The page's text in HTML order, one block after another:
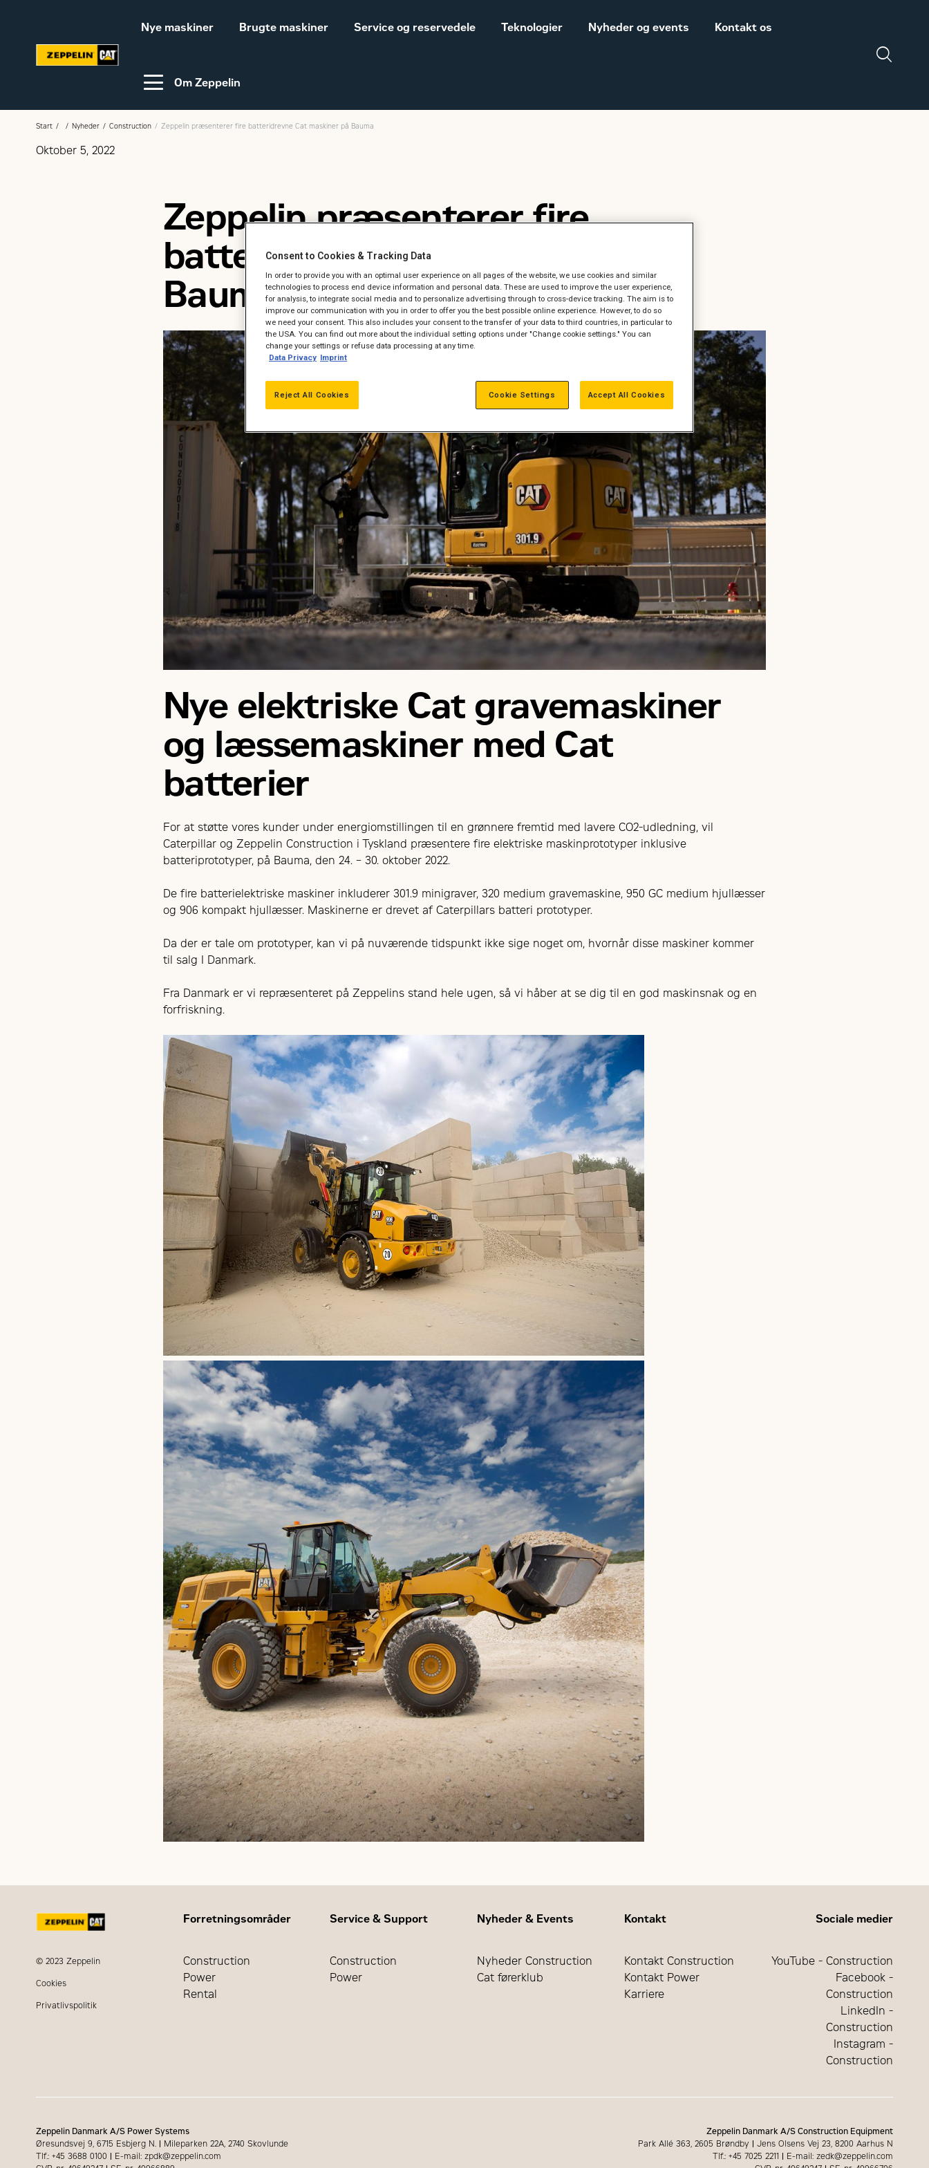
Nye maskiner
Video-guides
Brugte maskiner Service og reservedele Teknologier Nyheder og events
Webinar
Kontakt os
Om Zeppelin
Karriere hos Zeppelin
Ledige jobs
Vores historie
Sales and delivery
Start Nyheder Construction Zeppelin præsenterer fire batteridrevne Cat maskiner på Bauma
Oktober 5, 2022
Zeppelin præsenterer fire
batteridrevne Cat maskiner på
Bauma
Nye elektriske Cat gravemaskiner
og læssemaskiner med Cat
batterier
For at støtte vores kunder under energiomstillingen til en grønnere fremtid med lavere CO2-udledning, vil
Caterpillar og Zeppelin Construction i Tyskland præsentere fire elektriske maskinprototyper inklusive
batteriprototyper, på Bauma, den 24. – 30. oktober 2022.
De fire batterielektriske maskiner inkluderer 301.9 minigraver, 320 medium gravemaskine, 950 GC medium hjullæsser
og 906 kompakt hjullæsser. Maskinerne er drevet af Caterpillars batteri prototyper.
Da der er tale om prototyper, kan vi på nuværende tidspunkt ikke sige noget om, hvornår disse maskiner kommer
til salg I Danmark.
Fra Danmark er vi repræsenteret på Zeppelins stand hele ugen, så vi håber at se dig til en god maskinsnak og en
forfriskning.
© 2023 Zeppelin
Cookies
Privatlivspolitik
Forretningsområder
Construction
Power
Rental
Service & Support
Construction
Power
Nyheder & Events
Nyheder Construction
Cat førerklub
Kontakt
Kontakt Construction
Kontakt Power
Karriere
Sociale medier
YouTube - Construction
Facebook -
Construction
LinkedIn -
Construction
Instagram -
Construction
Zeppelin Danmark A/S Power Systems
Øresundsvej 9, 6715 Esbjerg N. | Mileparken 22A, 2740 Skovlunde
Tlf.: +45 3688 0100 | E-mail: zpdk@zeppelin.com
Zeppelin Danmark A/S Construction Equipment
Park Allé 363, 2605 Brøndby | Jens Olsens Vej 23, 8200 Aarhus N
Tlf.: +45 7025 2211 | E-mail: zedk@zeppelin.com
Consent to Cookies & Tracking Data
In order to provide you with an optimal user experience on all pages of the website, we use cookies and similar
technologies to process end device information and personal data. These are used to improve the user experience,
for analysis, to integrate social media and to personalize advertising through to cross-device tracking. The aim is to
improve our communication with you in order to offer you the best possible online experience. However, to do so
we need your consent. This also includes your consent to the transfer of your data to third countries, in particular to
the USA. You can find out more about the individual setting options under "Change cookie settings." You can
change your settings or refuse data processing at any time.
Data Privacy Imprint
Reject All Cookies Accept All Cookies
Cookie Settings